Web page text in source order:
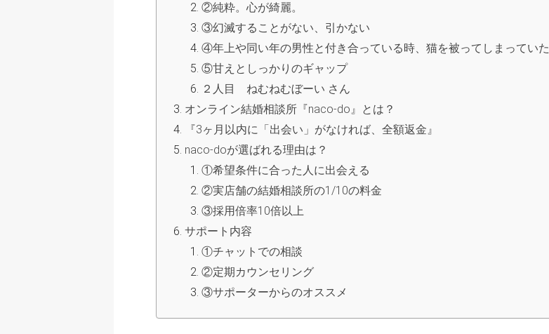
②純粋。心が綺麗。
③幻滅することがない、引かない
④年上や同い年の男性と付き合っている時、猫を被ってしまっていた
⑤甘えとしっかりのギャップ
２人目 ねむねむぼーい さん
オンライン結婚相談所『naco-do』とは？
『3ヶ月以内に「出会い」がなければ、全額返金』
naco-doが選ばれる理由は？
①希望条件に合った人に出会える
②実店舗の結婚相談所の1/10の料金
③採用倍率10倍以上
サポート内容
①チャットでの相談
②定期カウンセリング
③サポーターからのオススメ